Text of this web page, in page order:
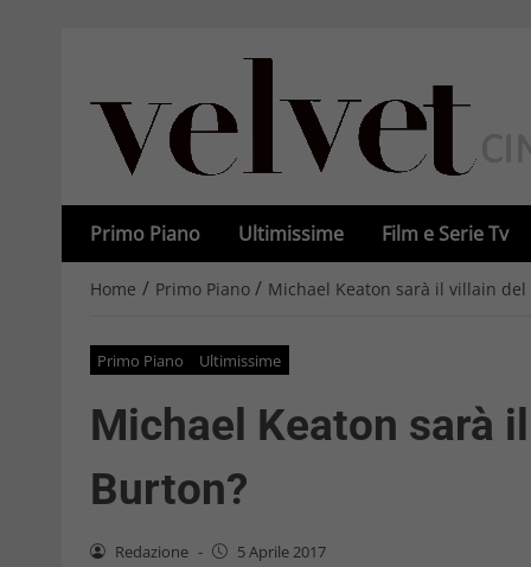
Primo Piano Ultimissime Film e Serie Tv
Home / Primo Piano / Michael Keaton sarà il villain
Primo Piano Ultimissime
Michael Keaton sarà
Burton?
Redazione - 5 Aprile 2017